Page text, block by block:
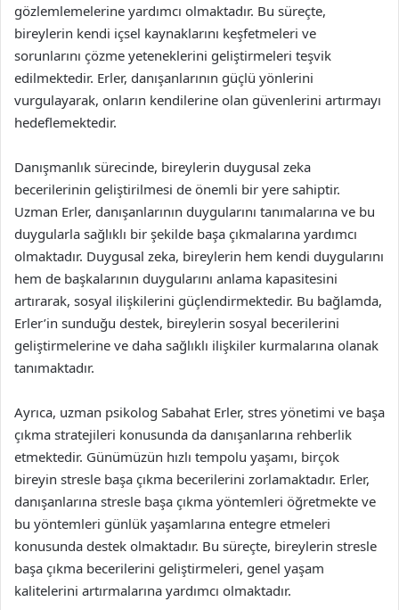
gözlemlemelerine yardımcı olmaktadır. Bu süreçte,
bireylerin kendi içsel kaynaklarını keşfetmeleri ve
sorunlarını çözme yeteneklerini geliştirmeleri teşvik
edilmektedir. Erler, danışanlarının güçlü yönlerini
vurgulayarak, onların kendilerine olan güvenlerini artırmayı
hedeflemektedir.
Danışmanlık sürecinde, bireylerin duygusal zeka
becerilerinin geliştirilmesi de önemli bir yere sahiptir.
Uzman Erler, danışanlarının duygularını tanımalarına ve bu
duygularla sağlıklı bir şekilde başa çıkmalarına yardımcı
olmaktadır. Duygusal zeka, bireylerin hem kendi duygularını
hem de başkalarının duygularını anlama kapasitesini
artırarak, sosyal ilişkilerini güçlendirmektedir. Bu bağlamda,
Erler’in sunduğu destek, bireylerin sosyal becerilerini
geliştirmelerine ve daha sağlıklı ilişkiler kurmalarına olanak
tanımaktadır.
Ayrıca, uzman psikolog Sabahat Erler, stres yönetimi ve başa
çıkma stratejileri konusunda da danışanlarına rehberlik
etmektedir. Günümüzün hızlı tempolu yaşamı, birçok
bireyin stresle başa çıkma becerilerini zorlamaktadır. Erler,
danışanlarına stresle başa çıkma yöntemleri öğretmekte ve
bu yöntemleri günlük yaşamlarına entegre etmeleri
konusunda destek olmaktadır. Bu süreçte, bireylerin stresle
başa çıkma becerilerini geliştirmeleri, genel yaşam
kalitelerini artırmalarına yardımcı olmaktadır.